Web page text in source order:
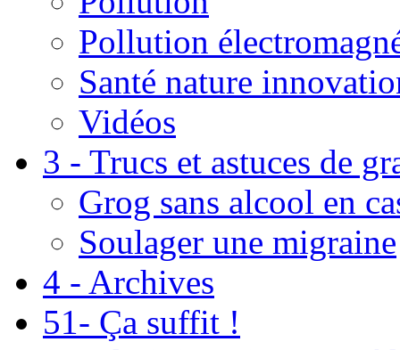
Pollution
Santé nature
Vidéos
3 - Trucs et astuces de
Grog sans alcool en
Soulager une migraine
4 - Archives
51- Ça suffit !